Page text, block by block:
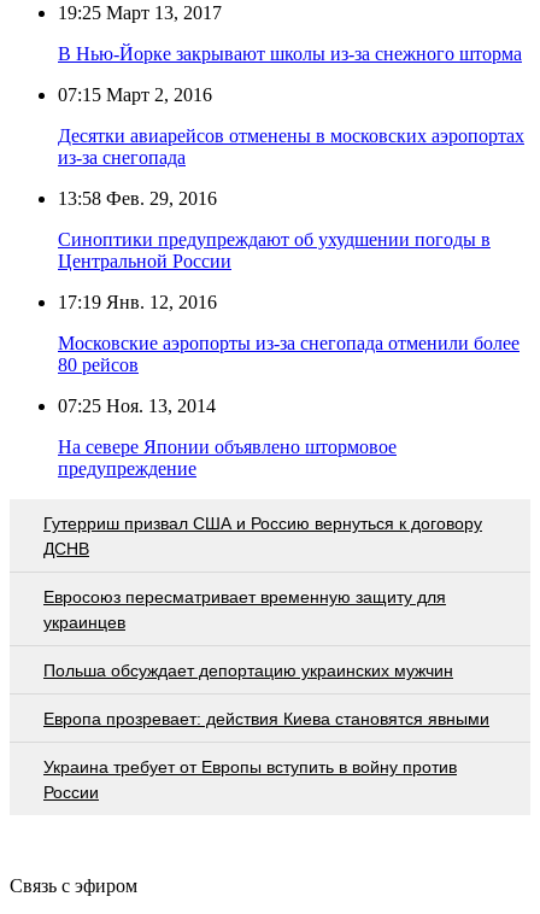
19:25 Март 13, 2017
В Нью-Йорке закрывают школы из-за снежного шторма
07:15 Март 2, 2016
Десятки авиарейсов отменены в московских аэропортах
из-за снегопада
13:58 Фев. 29, 2016
Синоптики предупреждают об ухудшении погоды в
Центральной России
17:19 Янв. 12, 2016
Московские аэропорты из-за снегопада отменили более
80 рейсов
07:25 Ноя. 13, 2014
На севере Японии объявлено штормовое
предупреждение
Гутерриш призвал США и Россию вернуться к договору
ДСНВ
Евросоюз пересматривает временную защиту для
украинцев
Польша обсуждает депортацию украинских мужчин
Европа прозревает: действия Киева становятся явными
Украина требует от Европы вступить в войну против
России
Связь с эфиром